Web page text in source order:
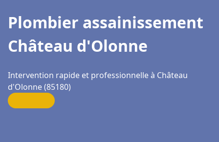
Plombier assainissement
Château d'Olonne
Intervention rapide et professionnelle à Château
d'Olonne (85180)